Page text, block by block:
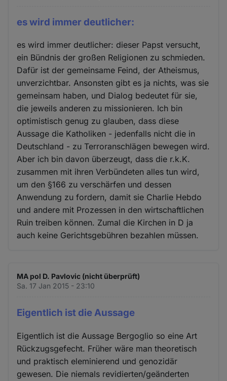
es wird immer deutlicher:
es wird immer deutlicher: dieser Papst versucht,
ein Bündnis der großen Religionen zu schmieden.
Dafür ist der gemeinsame Feind, der Atheismus,
unverzichtbar. Ansonsten gibt es ja nichts, was sie
gemeinsam haben, und Dialog bedeutet für sie,
die jeweils anderen zu missionieren. Ich bin
optimistisch genug zu glauben, dass diese
Aussage die Katholiken - jedenfalls nicht die in
Deutschland - zu Terroranschlägen bewegen wird.
Aber ich bin davon überzeugt, dass die r.k.K.
zusammen mit ihren Verbündeten alles tun wird,
um den §166 zu verschärfen und dessen
Anwendung zu fordern, damit sie Charlie Hebdo
und andere mit Prozessen in den wirtschaftlichen
Ruin treiben können. Zumal die Kirchen in D ja
auch keine Gerichtsgebühren bezahlen müssen.
MA pol D. Pavlovic (nicht überprüft)
Sa. 17 Jan 2015 - 23:10
Eigentlich ist die Aussage
Eigentlich ist die Aussage Bergoglio so eine Art
Rückzugsgefecht. Früher wäre man theoretisch
und praktisch eleminierend und genozidär
gewesen. Die niemals revidierten/geänderten